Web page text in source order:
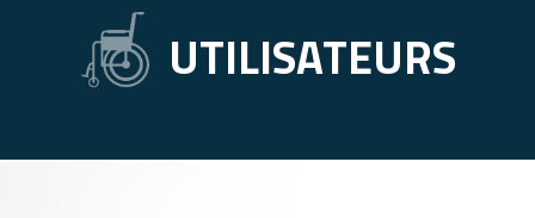
UTILISATEURS